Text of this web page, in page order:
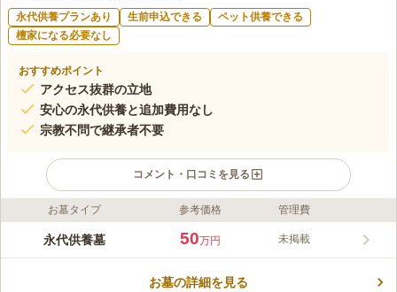
永代供養プランあり 生前申込できる
ペット供養できる
檀家になる必要なし
おすすめポイント
アクセス抜群の立地
安心の永代供養と追加費用なし
宗教不問で継承者不要
コメント・口コミを見る
ライフドット編集部のコメント
大阪市箕面市にある永代供養霊園は、新御堂筋からのアクセスが
檀家制度もなく、継承者が不要なため、安心してご利用いただけ
お墓タイプ 参考価格 管理費
永代供養墓 50万円 未掲載
お墓の詳細を見る